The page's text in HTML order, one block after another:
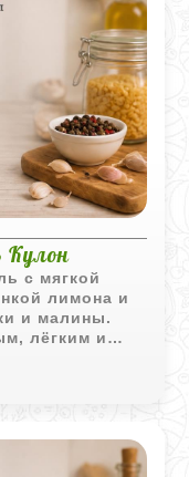
Кулон
с мягкой
лимона и
и малины.
лёгким и